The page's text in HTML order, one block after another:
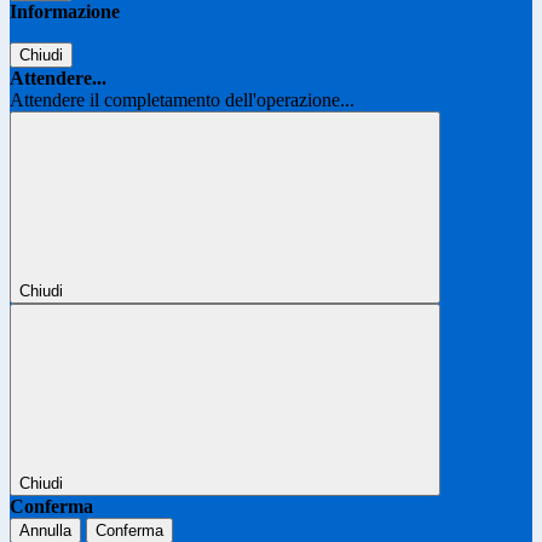
Informazione
Chiudi
Attendere...
Attendere il completamento dell'operazione...
Chiudi
Chiudi
Conferma
Annulla Conferma